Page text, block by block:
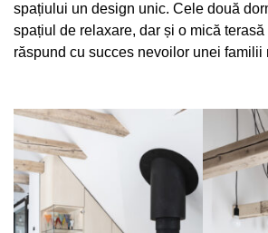
spațiului un design unic. Cele două
spațiul de relaxare, dar și o mică
răspund cu succes nevoilor unei familii